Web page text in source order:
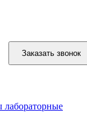
Заказать звонок
лабораторные